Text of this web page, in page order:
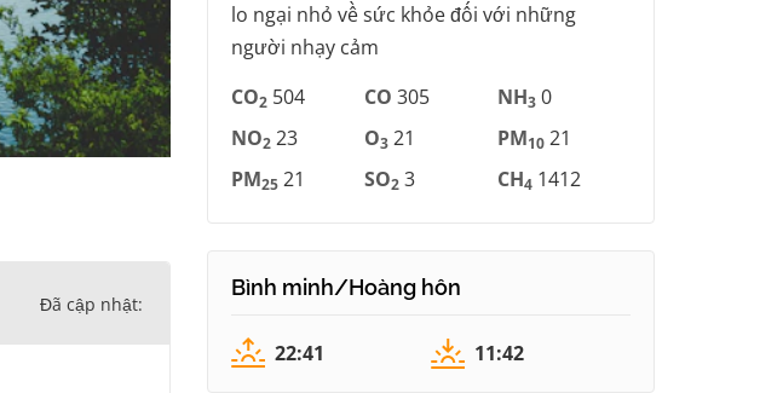
Đã cập nhật:
lo ngại nhỏ về sức khỏe đối với những
người nhạy cảm
CO2 504 CO 305 NH3 0
NO2 23 O3 21 PM10 21
PM25 21 SO2 3 CH4 1412
Bình minh/Hoàng hôn
22:41 11:42